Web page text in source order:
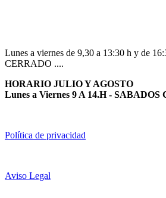
Lunes a viernes de 9,30 a 13:30 h y de
CERRADO ....
HORARIO JULIO Y AGOSTO
Lunes a Viernes 9 A 14.H - SABADOS
Política de privacidad
Aviso Legal